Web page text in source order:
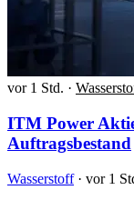
vor 1 Std. ·
ITM Power
Auftragsbestand
Wasserstoff · vor 1